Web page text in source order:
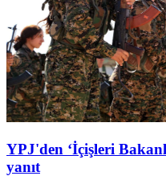
YPJ'den ‘İçişleri
yanıt